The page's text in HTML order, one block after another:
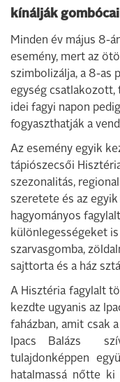
kínálják
Minden év május 8-
esemény, mert az
szimbolizálja, a 8-as
egység csatlakozott,
idei fagyi napon
fogyaszthatják a
Az esemény egyik
tápiószecsői
szezonalitás,
szeretete és az
hagyományos
különlegességeket
szarvasgomba,
sajttorta és a ház
A Hisztéria fagylalt
kezdte ugyanis az
faházban, amit csak
Ipacs Balázs
tulajdonképpen
hatalmassá nőtte ki